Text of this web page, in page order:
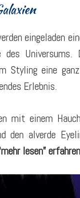
eingeladen
des
Styling eine
Erlebnis.
mit einem
den alverde
lesen”